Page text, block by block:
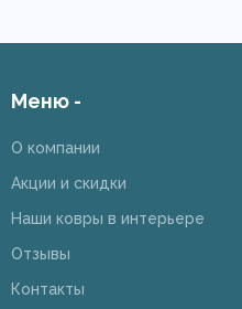
Меню -
О компании
Акции и скидки
Наши ковры в интерьере
Отзывы
Контакты